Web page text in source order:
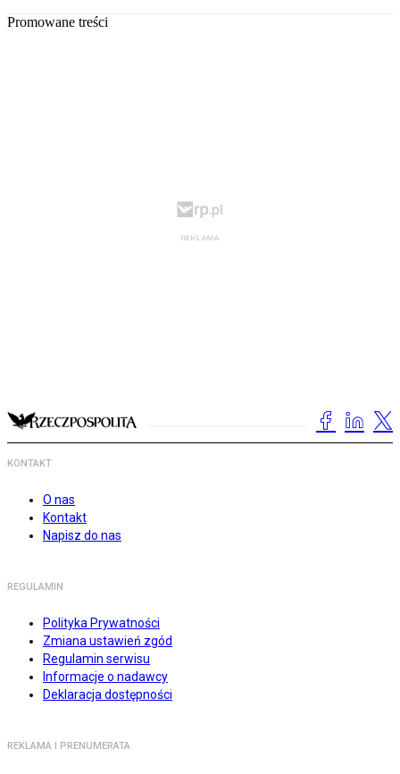
Promowane treści
KONTAKT
O nas
Kontakt
Napisz do nas
REGULAMIN
Polityka Prywatności
Zmiana ustawień zgód
Regulamin serwisu
Informacje o nadawcy
Deklaracja dostępności
REKLAMA I PRENUMERATA